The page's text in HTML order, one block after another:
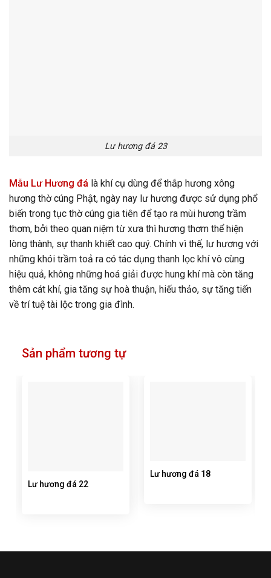
Lư hương đá 23
Mẫu Lư Hương đá là khí cụ dùng để thắp hương xông
hương thờ cúng Phật, ngày nay lư hương được sử dụng phổ
biến trong tục thờ cúng gia tiên để tạo ra mùi hương trầm
thơm, bởi theo quan niệm từ xưa thì hương thơm thể hiện
lòng thành, sự thanh khiết cao quý. Chính vì thế, lư hương với
những khói trầm toả ra có tác dụng thanh lọc khí vô cùng
hiệu quả, không những hoá giải được hung khí mà còn tăng
thêm cát khí, gia tăng sự hoà thuận, hiếu thảo, sự tăng tiến
về trí tuệ tài lộc trong gia đình.
Sản phẩm tương tự
Lư hương đá 22
Lư hương đá 18